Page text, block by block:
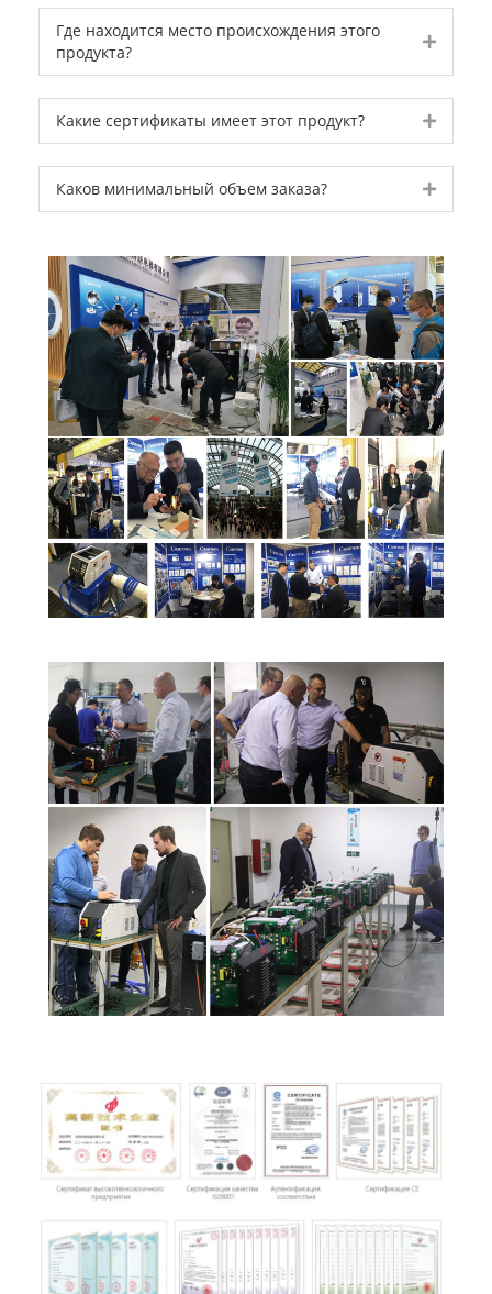
Где находится место происхождения этого
продукта?
Expand
Какие сертификаты имеет этот продукт? Expand
Каков минимальный объем заказа? Expand